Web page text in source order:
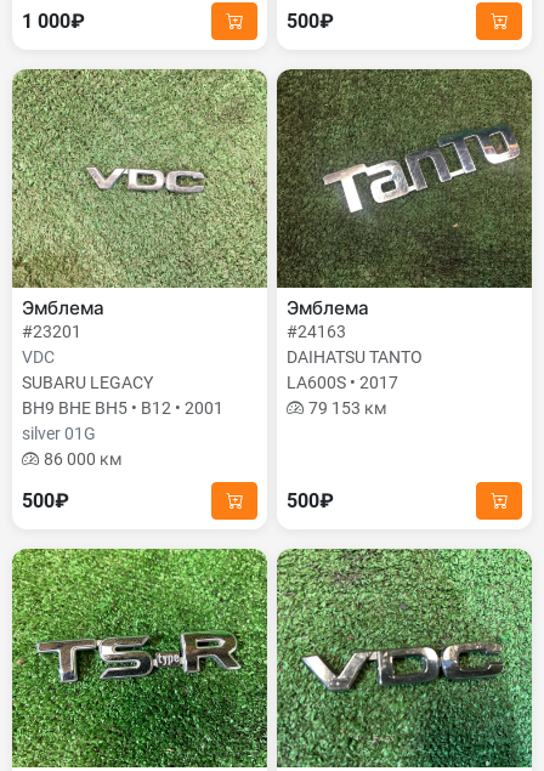
1 000₽ 500₽
Эмблема
#23201
VDC
SUBARU LEGACY
BH9 BHE BH5 • B12 • 2001
silver 01G
86 000 км
500₽
Эмблема
#24163
DAIHATSU TANTO
LA600S • 2017
79 153 км
500₽